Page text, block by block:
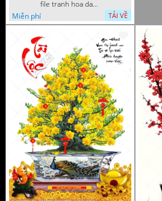
file tranh hoa dao 4 3 vuong
Miễn phí
TẢI VỀ